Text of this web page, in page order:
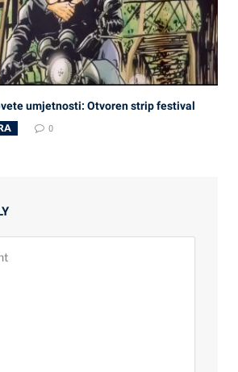
umjetnosti: Otvoren strip festival
0